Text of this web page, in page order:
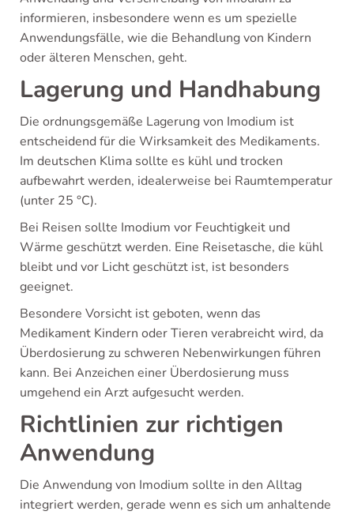
informieren, insbesondere wenn es um spezielle
Anwendungsfälle, wie die Behandlung von Kindern
oder älteren Menschen, geht.
Lagerung und Handhabung
Die ordnungsgemäße Lagerung von Imodium ist
entscheidend für die Wirksamkeit des Medikaments.
Im deutschen Klima sollte es kühl und trocken
aufbewahrt werden, idealerweise bei Raumtemperatur
(unter 25 °C).
Bei Reisen sollte Imodium vor Feuchtigkeit und
Wärme geschützt werden. Eine Reisetasche, die kühl
bleibt und vor Licht geschützt ist, ist besonders
geeignet.
Besondere Vorsicht ist geboten, wenn das
Medikament Kindern oder Tieren verabreicht wird, da
Überdosierung zu schweren Nebenwirkungen führen
kann. Bei Anzeichen einer Überdosierung muss
umgehend ein Arzt aufgesucht werden.
Richtlinien zur richtigen
Anwendung
Die Anwendung von Imodium sollte in den Alltag
integriert werden, gerade wenn es sich um anhaltende